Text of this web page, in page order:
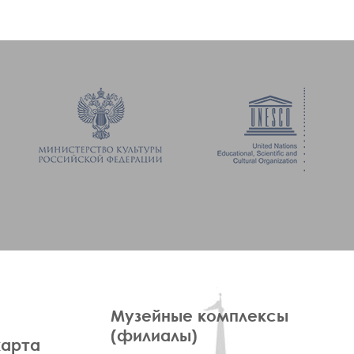
ПРАВОЕ
МЕНЮ
ФУТЕР
Музейные комплексы
(филиалы)